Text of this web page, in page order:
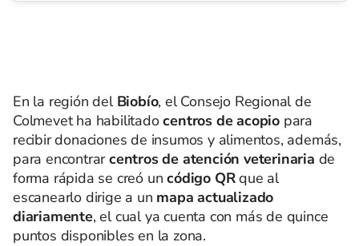
En la región del Biobío, el Consejo Regional de
Colmevet ha habilitadocentros de acopio para
recibir donaciones de insumos y alimentos, además,
para encontrarcentros de atención veterinaria de
forma rápida se creó uncódigo QRque al
escanearlo dirige a un mapa actualizado
diariamente, el cual ya cuenta con más de quince
puntos disponibles en la zona.